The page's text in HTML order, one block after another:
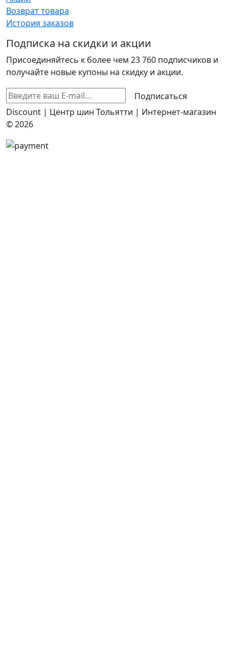
Возврат товара
История заказов
Подписка на скидки и акции
Присоединяйтесь к более чем 23 760 подписчиков и
получайте новые купоны на скидку и акции.
Подписаться
Discount | Центр шин Тольятти | Интернет-магазин
© 2026